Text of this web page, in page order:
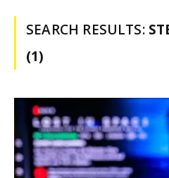
SEARCH RESULTS:
(1)